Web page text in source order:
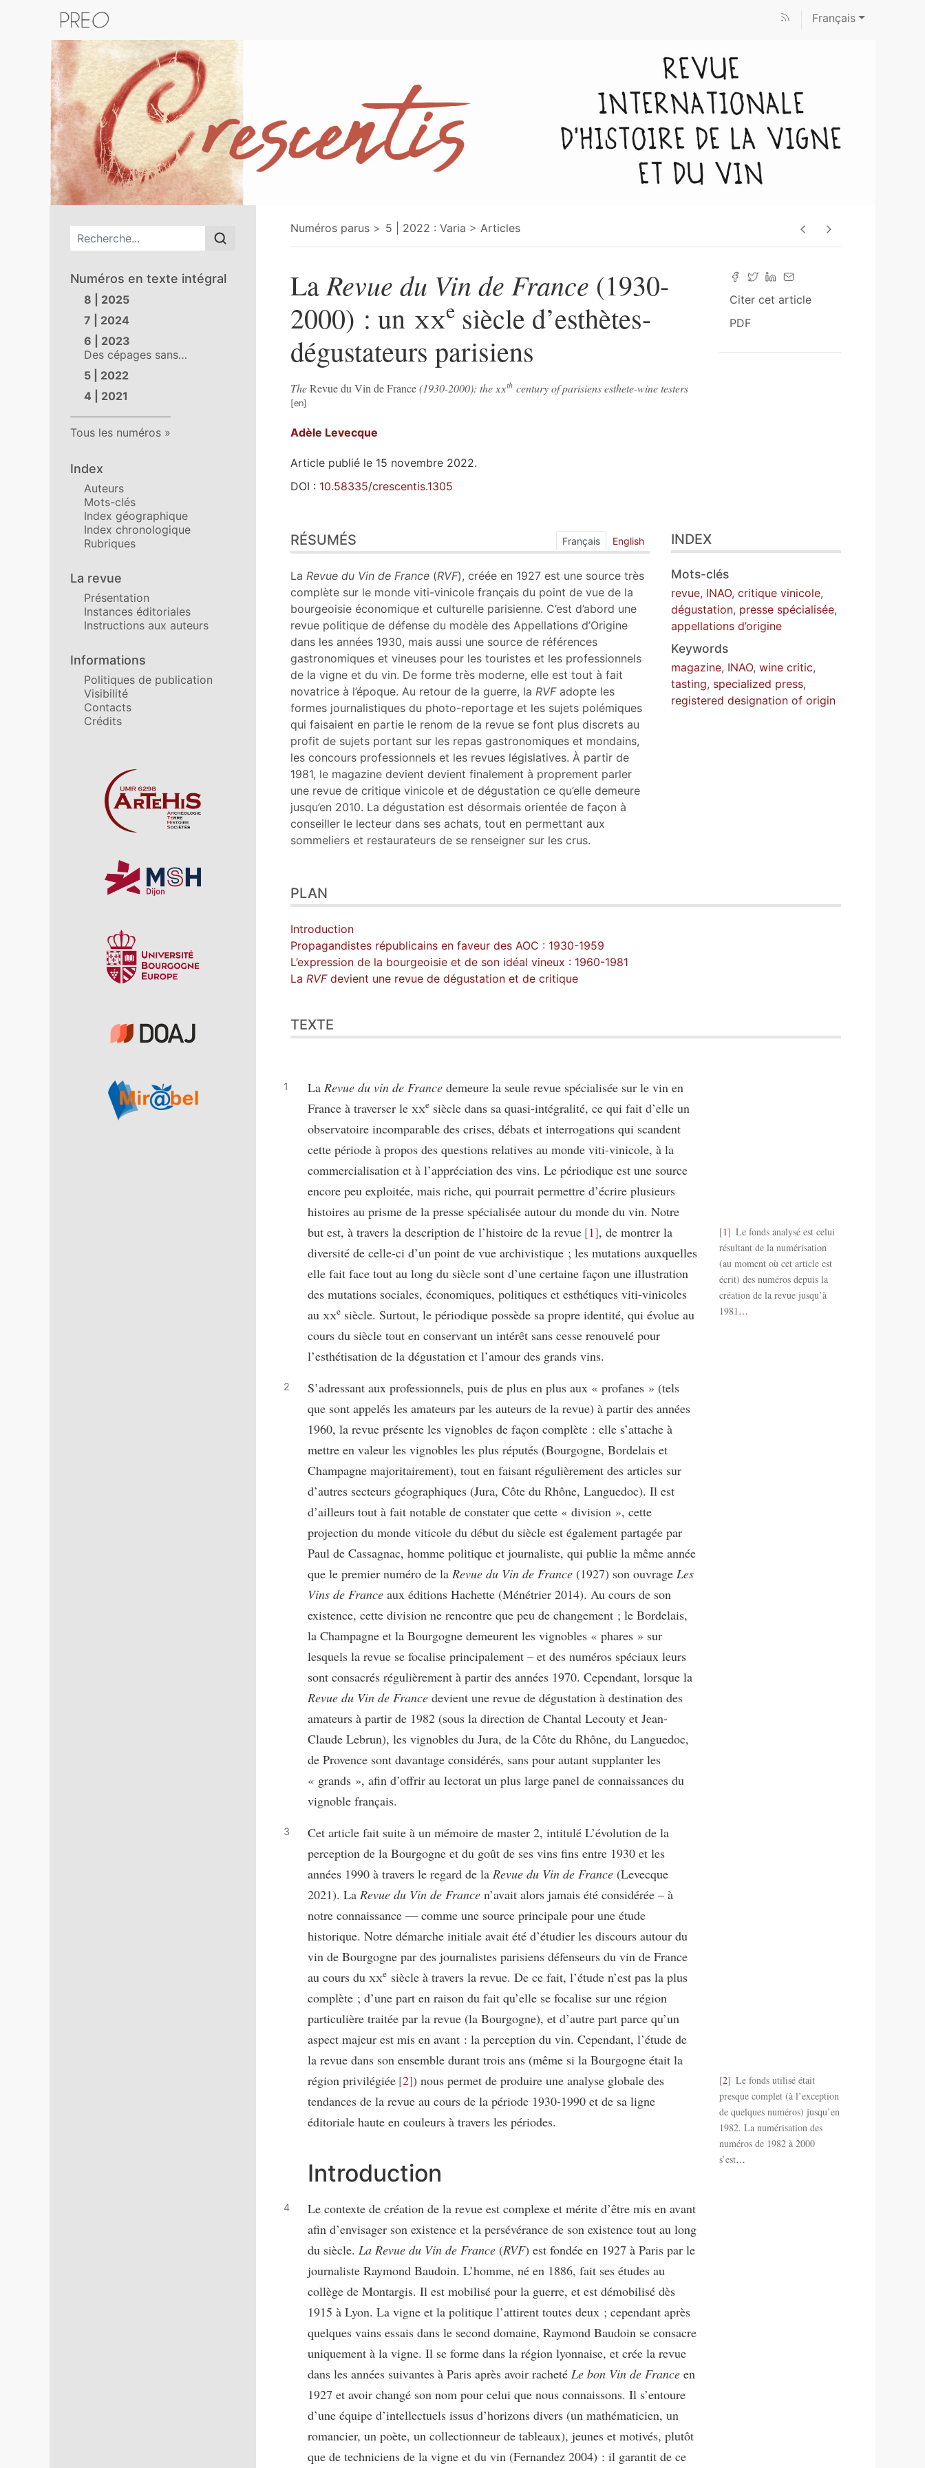
Français
Menu principal
Numéros en texte intégral
8 | 2025
7 | 2024
6 | 2023
Des cépages sans…
5 | 2022
4 | 2021
Tous les numéros
Index
Auteurs
Mots-clés
Index géographique
Index chronologique
Rubriques
La revue
Présentation
Instances éditoriales
Instructions aux auteurs
Informations
Politiques de publication
Visibilité
Contacts
Crédits
Affiliations/partenaires
Numéros parus 5 | 2022 : Varia Articles
Citer cet article
PDF
La Revue du Vin de France (1930-
2000) : un xxe siècle d’esthètes-
dégustateurs parisiens
TheRevue du Vin de France(1930-2000): the xxth century of parisiens esthete-wine testers
Adèle Levecque
Article publié le 15 novembre 2022.
DOI : 10.58335/crescentis.1305
Index
Plan
Texte
Bibliographie
Notes
Illustrations
Citer cet article
Auteur
RÉSUMÉS Français English
La Revue du Vin de France (RVF), créée en 1927 est une source très
complète sur le monde viti-vinicole français du point de vue de la
bourgeoisie économique et culturelle parisienne. C’est d’abord une
revue politique de défense du modèle des Appellations d’Origine
dans les années 1930, mais aussi une source de références
gastronomiques et vineuses pour les touristes et les professionnels
de la vigne et du vin. De forme très moderne, elle est tout à fait
novatrice à l’époque. Au retour de la guerre, la RVFadopte les
formes journalistiques du photo-reportage et les sujets polémiques
qui faisaient en partie le renom de la revue se font plus discrets au
profit de sujets portant sur les repas gastronomiques et mondains,
les concours professionnels et les revues législatives. À partir de
1981, le magazine devient devient finalement à proprement parler
une revue de critique vinicole et de dégustation ce qu’elle demeure
jusqu’en 2010. La dégustation est désormais orientée de façon à
conseiller le lecteur dans ses achats, tout en permettant aux
sommeliers et restaurateurs de se renseigner sur les crus.
INDEX
Mots-clés
revue, INAO,critique vinicole,
dégustation, presse spécialisée,
appellations d’origine
Keywords
magazine, INAO,wine critic,
tasting, specialized press,
registered designation of origin
PLAN
Introduction
Propagandistes républicains en faveur des AOC : 1930-1959
L’expression de la bourgeoisie et de son idéal vineux : 1960-1981
La RVFdevient une revue de dégustation et de critique
TEXTE
La Revue du vin de France demeure la seule revue spécialisée sur le vin en
France à traverser le xxe siècle dans sa quasi-intégralité, ce qui fait d’elle un
observatoire incomparable des crises, débats et interrogations qui scandent
cette période à propos des questions relatives au monde viti-vinicole, à la
commercialisation et à l’appréciation des vins. Le périodique est une source
encore peu exploitée, mais riche, qui pourrait permettre d’écrire plusieurs
histoires au prisme de la presse spécialisée autour du monde du vin. Notre
but est, à travers la description de l’histoire de la revue 1 , de montrer la
diversité de celle-ci d’un point de vue archivistique ; les mutations auxquelles
elle fait face tout au long du siècle sont d’une certaine façon une illustration
des mutations sociales, économiques, politiques et esthétiques viti-vinicoles
au xxe siècle. Surtout, le périodique possède sa propre identité, qui évolue au
cours du siècle tout en conservant un intérêt sans cesse renouvelé pour
l’esthétisation de la dégustation et l’amour des grands vins.
S’adressant aux professionnels, puis de plus en plus aux « profanes » (tels
que sont appelés les amateurs par les auteurs de la revue) à partir des années
1960, la revue présente les vignobles de façon complète : elle s’attache à
mettre en valeur les vignobles les plus réputés (Bourgogne, Bordelais et
Champagne majoritairement), tout en faisant régulièrement des articles sur
d’autres secteurs géographiques (Jura, Côte du Rhône, Languedoc). Il est
d’ailleurs tout à fait notable de constater que cette « division », cette
projection du monde viticole du début du siècle est également partagée par
Paul de Cassagnac, homme politique et journaliste, qui publie la même année
que le premier numéro de la Revue du Vin de France (1927) son ouvrage Les
Vins de France aux éditions Hachette (Ménétrier 2014). Au cours de son
existence, cette division ne rencontre que peu de changement ; le Bordelais,
la Champagne et la Bourgogne demeurent les vignobles « phares » sur
lesquels la revue se focalise principalement – et des numéros spéciaux leurs
sont consacrés régulièrement à partir des années 1970. Cependant, lorsque la
Revue du Vin de France devient une revue de dégustation à destination des
amateurs à partir de 1982 (sous la direction de Chantal Lecouty et Jean-
Claude Lebrun), les vignobles du Jura, de la Côte du Rhône, du Languedoc,
de Provence sont davantage considérés, sans pour autant supplanter les
« grands », afin d’offrir au lectorat un plus large panel de connaissances du
vignoble français.
Cet article fait suite à un mémoire de master 2, intitulé L’évolution de la
perception de la Bourgogne et du goût de ses vins fins entre 1930 et les
années 1990 à travers le regard de la Revue du Vin de France (Levecque
2021). La Revue du Vin de France n’avait alors jamais été considérée – à
notre connaissance — comme une source principale pour une étude
historique. Notre démarche initiale avait été d’étudier les discours autour du
vin de Bourgogne par des journalistes parisiens défenseurs du vin de France
au cours du xxe siècle à travers la revue. De ce fait, l’étude n’est pas la plus
complète ; d’une part en raison du fait qu’elle se focalise sur une région
particulière traitée par la revue (la Bourgogne), et d’autre part parce qu’un
aspect majeur est mis en avant : la perception du vin. Cependant, l’étude de
la revue dans son ensemble durant trois ans (même si la Bourgogne était la
région privilégiée 2 ) nous permet de produire une analyse globale des
tendances de la revue au cours de la période 1930-1990 et de sa ligne
éditoriale haute en couleurs à travers les périodes.
Introduction
Le contexte de création de la revue est complexe et mérite d’être mis en avant
afin d’envisager son existence et la persévérance de son existence tout au long
du siècle. La Revue du Vin de France (RVF) est fondée en 1927 à Paris par le
journaliste Raymond Baudoin. L’homme, né en 1886, fait ses études au
collège de Montargis. Il est mobilisé pour la guerre, et est démobilisé dès
1915 à Lyon. La vigne et la politique l’attirent toutes deux ; cependant après
quelques vains essais dans le second domaine, Raymond Baudoin se consacre
uniquement à la vigne. Il se forme dans la région lyonnaise, et crée la revue
dans les années suivantes à Paris après avoir racheté Le bon Vin de France en
1927 et avoir changé son nom pour celui que nous connaissons. Il s’entoure
d’une équipe d’intellectuels issus d’horizons divers (un mathématicien, un
romancier, un poète, un collectionneur de tableaux), jeunes et motivés, plutôt
que de techniciens de la vigne et du vin (Fernandez 2004) : il garantit de ce
1
Le fonds analysé est celui
résultant de la numérisation
(au moment où cet article est
écrit) des numéros depuis la
création de la revue jusqu’à
1981…
2
Le fonds utilisé était
presque complet (à l’exception
de quelques numéros) jusqu’en
1982. La numérisation des
numéros de 1982 à 2000
s’est…